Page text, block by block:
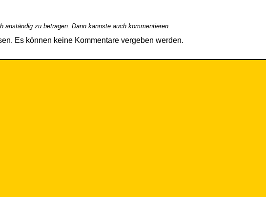
anständig zu betragen. Dann kannste auch kommentieren.
Es können keine Kommentare vergeben werden.